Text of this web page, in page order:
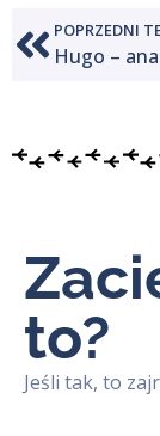
POPRZEDNI
to?
Jeśli tak, to